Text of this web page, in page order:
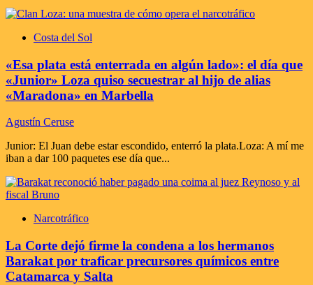
Costa del Sol
«Esa plata está enterrada en algún lado»: el día que
«Junior» Loza quiso secuestrar al hijo de alias
«Maradona» en Marbella
Agustín Ceruse
Junior: El Juan debe estar escondido, enterró la plata.Loza: A mí me
iban a dar 100 paquetes ese día que...
Narcotráfico
La Corte dejó firme la condena a los hermanos
Barakat por traficar precursores químicos entre
Catamarca y Salta